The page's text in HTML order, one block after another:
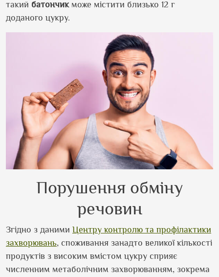
такий батончикможе містити близько 12 г
доданого цукру.
Порушення обміну
речовин
Згідно з даними Центру контролю та профілактики
захворювань, споживання занадто великої кількості
продуктів з високим вмістом цукру сприяє
численним метаболічним захворюванням, зокрема